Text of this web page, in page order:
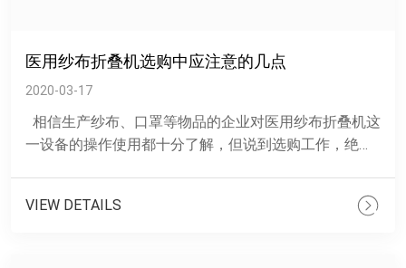
医用纱布折叠机选购中应注意的几点
2020-03-17
相信生产纱布、口罩等物品的企业对医用纱布折叠机这
一设备的操作使用都十分了解，但说到选购工作，绝大
VIEW DETAILS